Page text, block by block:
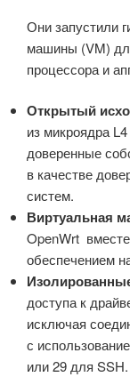
Они запустили
машины (VM)
процессора и
Открытый
из микроядра
доверенные
в качестве
систем.
Виртуальная
OpenWrt
обеспечением
доступа к
исключая
с
или 29 для